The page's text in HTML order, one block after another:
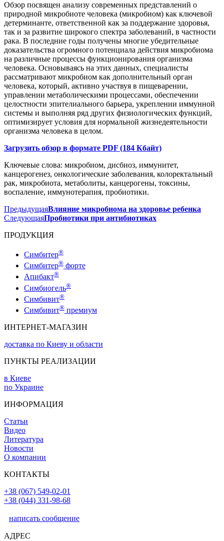
Обзор посвящен анализу современных представлений о
природной микробиоте человека (микробиом) как ключевой
детерминанте, ответственной как за поддержание здоровья,
так и за развитие широкого спектра заболеваний, в частности
рака. В последние годы получены многие убедительные
доказательства огромного потенциала действия микробиома
на различные процессы функционирования организма
человека. Основываясь на этих данных, специалисты
рассматривают микробиом как дополнительный орган
человека, который, активно участвуя в пищеварении,
управлении метаболическими процессами, обеспечении
целостности эпителиального барьера, укреплении иммунной
системы и выполняя ряд других физиологических функций,
оптимизирует условия для нормальной жизнедеятельности
организма человека в целом.
Загрузить обзор в формате PDF (184 Кбайт)
Ключевые слова: микробиом, дисбиоз, иммунитет,
канцерогенез, онкологические заболевания, колоректальный
рак, микробиота, метаболиты, канцерогены, токсины,
воспаление, иммунотерапия, пробиотики.
ПредыдущаяВлияние микробиома на здоровье ребенка
СледующаяПробиотики при антибиотиках
ПРОДУКЦИЯ
Симбитер®
Симбитер® форте
Апибакт®
Симбиогель®
Симбивит®
Симбивит® премиум
ИНТЕРНЕТ-МАГАЗИН
доставка по Киеву и области
ПУНКТЫ РЕАЛИЗАЦИИ
в Киеве
по Украине
ИНФОРМАЦИЯ
Статьи
Видео
Литература
Новости
О компании
КОНТАКТЫ
+38 (067) 549-02-01
+38 (044) 331-98-68
написать сообщение
АДРЕС